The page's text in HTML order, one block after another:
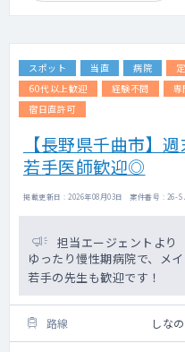
スポット 当直 病院
60代以上歓迎
経験不問 専
宿日直許可
【長野県千曲市】
若手医師歓迎◎
掲載更新日 : 2026年08月03日 案件番号 : 26-
担当エージェントより
ゆったり慢性期病院で、メ
若手の先生も歓迎です！
路線 しな